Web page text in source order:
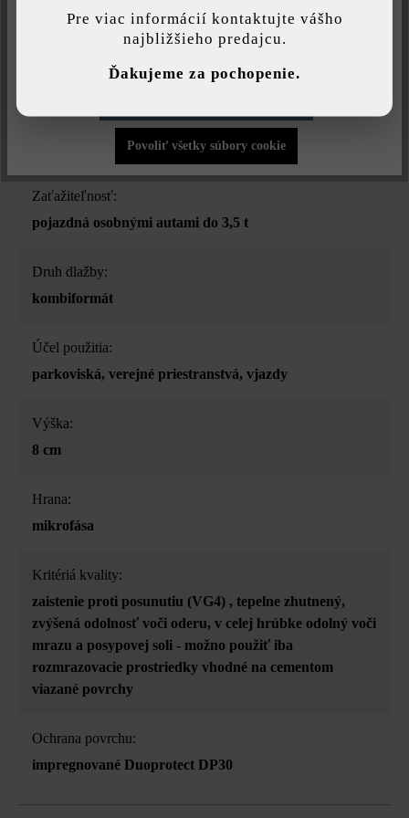
taupe jemne tieňovaná
Povrchová štruktúra:
Zaťažiteľnosť:
pojazdná osobnými autami do 3,5 t
Druh dlažby:
kombiformát
Účel použitia:
parkoviská, verejné priestranstvá, vjazdy
Výška:
8 cm
Hrana:
mikrofása
Kritériá kvality:
zaistenie proti posunutiu (VG4) , tepelne zhutnený,
zvýšená odolnosť voči oderu, v celej hrúbke odolný voči
mrazu a posypovej soli - možno použiť iba
rozmrazovacie prostriedky vhodné na cementom
viazané povrchy
Ochrana povrchu:
impregnované Duoprotect DP30
Povoliť všetky súbory cookie
Pre viac informácií kontaktujte vášho
najbližšieho predajcu.
Ďakujeme za pochopenie.